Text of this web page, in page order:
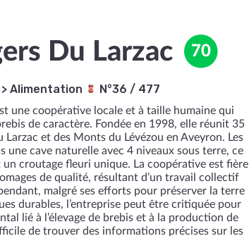
Du Larzac 70
> Alimentation N°36 / 477
une coopérative locale et à taille humaine qui
de caractère. Fondée en 1998, elle réunit 35
Larzac et des Monts du Lévézou en Aveyron. Les
une cave naturelle avec 4 niveaux sous terre, ce
croutage fleuri unique. La coopérative est fière
de qualité, résultant d’un travail collectif
malgré ses efforts pour préserver la terre
durables, l’entreprise peut être critiquée pour
lié à l’élevage de brebis et à la production de
de trouver des informations précises sur les